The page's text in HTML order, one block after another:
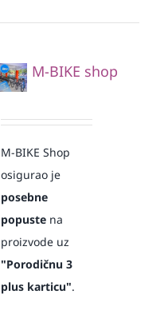
M-BIKE shop
M-BIKE Shop
osigurao je
posebne
popuste na
proizvode uz
"Porodičnu 3
plus karticu".